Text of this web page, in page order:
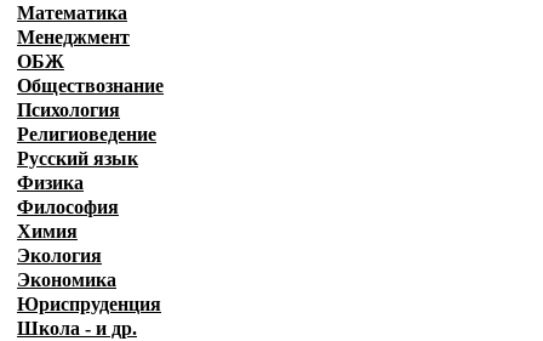
Математика
Менеджмент
ОБЖ
Обществознание
Психология
Религиоведение
Русский язык
Физика
Философия
Химия
Экология
Экономика
Юриспруденция
Школа - и др.